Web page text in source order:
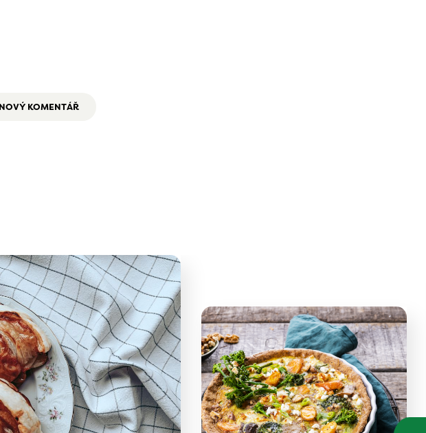
NOVÝ KOMENTÁŘ